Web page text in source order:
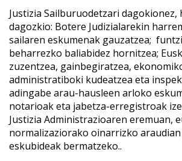
Justizia Sailburuodetzari dagokionez,
dagozkio: Botere Judizialarekin
sailaren eskumenak gauzatzea;
beharrezko baliabidez hornitzea;
zuzentzea, gainbegiratzea,
administratiboki kudeatzea eta
adingabe arau-hausleen arloko
notarioak eta jabetza-erregistroak
Justizia Administrazioaren eremuan,
normalizaziorako oinarrizko
eskubideak bermatzeko..